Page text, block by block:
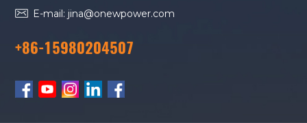
E-mail: jina@onewpower.com
+86-15980204507